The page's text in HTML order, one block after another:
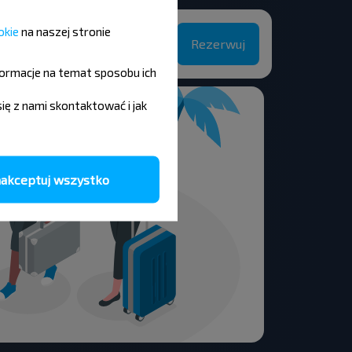
Gdansk Polska
Rezerwuj
na naszej stronie
na temat sposobu ich
z nami skontaktować i jak
wszystko